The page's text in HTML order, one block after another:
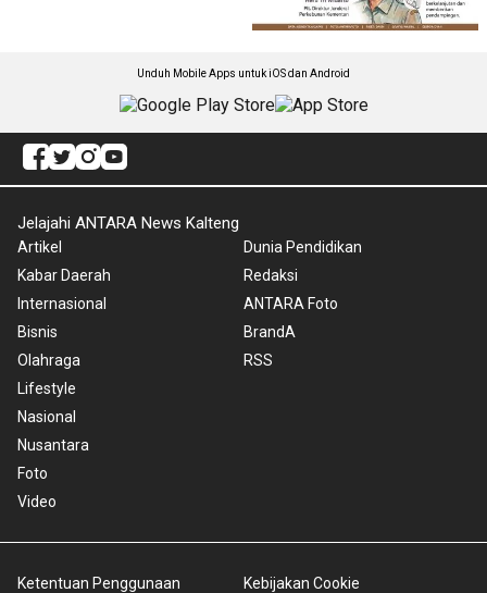
Unduh Mobile Apps untuk iOS dan Android
Jelajahi ANTARA News Kalteng
Artikel
Kabar Daerah
Internasional
Bisnis
Olahraga
Lifestyle
Nasional
Nusantara
Foto
Video
Dunia Pendidikan
Redaksi
ANTARA Foto
BrandA
RSS
Ketentuan Penggunaan Kebijakan Cookie